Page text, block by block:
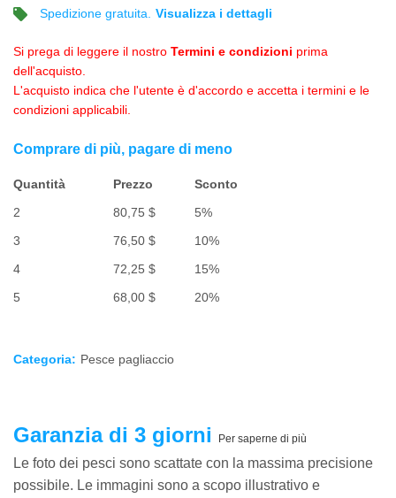
Spedizione gratuita.
Visualizza i dettagli
Si prega di leggere il nostro Termini e condizioni prima
dell'acquisto.
L'acquisto indica che l'utente è d'accordo e accetta i termini e le
condizioni applicabili.
Comprare di più, pagare di meno
Quantità Prezzo
Sconto
2
80,75 $
5%
3
76,50 $
10%
4
72,25 $
15%
5
68,00 $ 20%
Categoria: Pesce pagliaccio
Garanzia di 3 giorni Per saperne di più
Le foto dei pesci sono scattate con la massima precisione
possibile. Le immagini sono a scopo illustrativo e